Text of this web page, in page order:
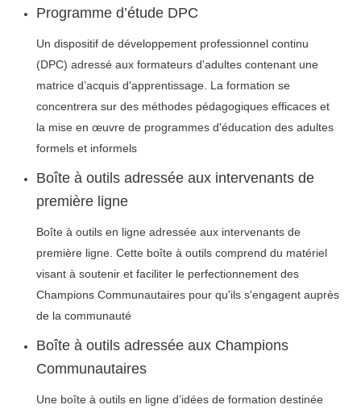
Programme d’étude DPC
Un dispositif de développement professionnel continu
(DPC) adressé aux formateurs d'adultes contenant une
matrice d’acquis d'apprentissage. La formation se
concentrera sur des méthodes pédagogiques efficaces et
la mise en œuvre de programmes d'éducation des adultes
formels et informels
Boîte à outils adressée aux intervenants de
première ligne
Boîte à outils en ligne adressée aux intervenants de
première ligne. Cette boîte à outils comprend du matériel
visant à soutenir et faciliter le perfectionnement des
Champions Communautaires pour qu'ils s'engagent auprès
de la communauté
Boîte à outils adressée aux Champions
Communautaires
Une boîte à outils en ligne d’idées de formation destinée